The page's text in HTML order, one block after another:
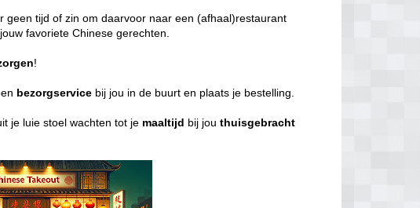
geen tijd of zin om daarvoor naar een (afhaal)restaurant
favoriete Chinese gerechten.
!
bezorgservice bij jou in de buurt en plaats je bestelling.
je luie stoel wachten tot je maaltijd bij jouthuisgebracht